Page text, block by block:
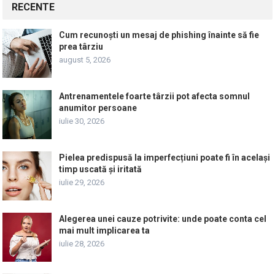
RECENTE
Cum recunoști un mesaj de phishing înainte să fie
prea târziu
august 5, 2026
Antrenamentele foarte târzii pot afecta somnul
anumitor persoane
iulie 30, 2026
Pielea predispusă la imperfecțiuni poate fi în același
timp uscată și iritată
iulie 29, 2026
Alegerea unei cauze potrivite: unde poate conta cel
mai mult implicarea ta
iulie 28, 2026